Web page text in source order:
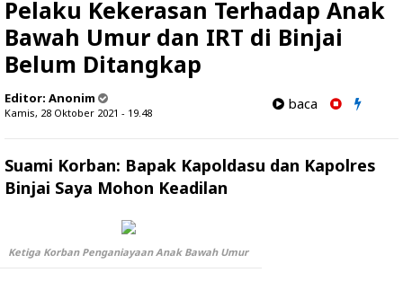
Pelaku Kekerasan Terhadap Anak
Bawah Umur dan IRT di Binjai
Belum Ditangkap
Editor: Anonim
Kamis, 28 Oktober 2021 - 19.48
baca
Suami Korban: Bapak Kapoldasu dan Kapolres
Binjai Saya Mohon Keadilan
Ketiga Korban Penganiayaan Anak Bawah Umur